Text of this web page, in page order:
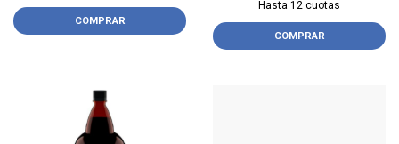
COMPRAR
Hasta 12 cuotas
COMPRAR